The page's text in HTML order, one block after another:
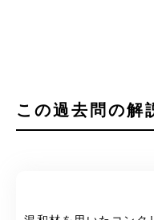
この過去問の解